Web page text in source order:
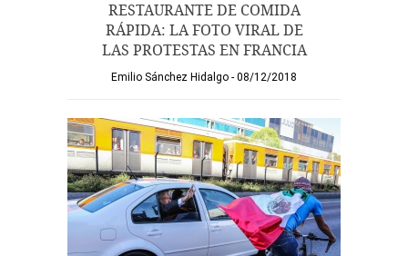
RESTAURANTE DE COMIDA
RÁPIDA: LA FOTO VIRAL DE
LAS PROTESTAS EN FRANCIA
Emilio Sánchez Hidalgo 08/12/2018